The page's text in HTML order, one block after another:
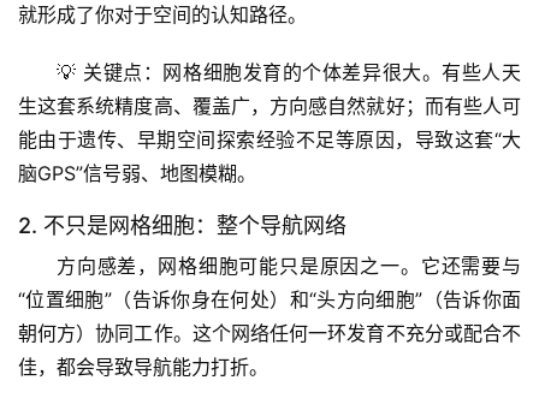
就形成了你对于空间的认知路径。
💡 关键点 ：网格细胞发育的个体差异很大。有些人天
生这套系统精度高、覆盖广，方向感自然就好；而有些人可
能由于遗传、早期空间探索经验不足等原因，导致这套“大
脑GPS”信号弱、地图模糊。
2. 不只是网格细胞：整个导航网络
方向感差，网格细胞可能只是原因之一。它还需要与
“位置细胞”（告诉你身在何处）和“头方向细胞”（告诉你面
朝何方）协同工作。这个网络任何一环发育不充分或配合不
佳，都会导致导航能力打折。